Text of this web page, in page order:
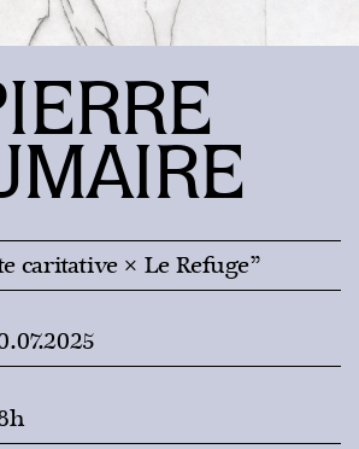
caritative × Le Refuge”